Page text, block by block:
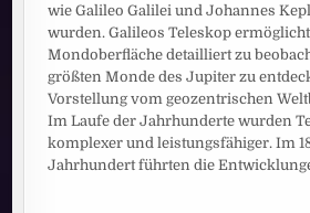
wie Galileo Galilei und Johannes
wurden. Galileos Teleskop
Mondoberfläche detailliert zu
größten Monde des Jupiter zu
Vorstellung vom geozentrischen
Im Laufe der Jahrhunderte wurden
komplexer und leistungsfähiger. Im
Jahrhundert führten die